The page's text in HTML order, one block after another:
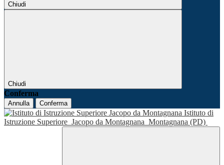
Chiudi
Chiudi
Conferma
Annulla Conferma
Istituto di
Istruzione Superiore Jacopo da Montagnana Montagnana (PD)